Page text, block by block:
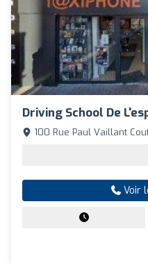
Driving School De
100 Rue Paul Vaillant
Voir